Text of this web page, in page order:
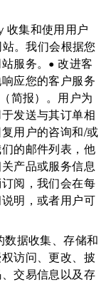
收集和使用用户
。我们会根据您
服务。• 改进客
应您的客户服务
简报）。用户为
发送与其订单相
用户的咨询和/或
的邮件列表，他
产品或服务信息
阅，我们会在每
明，或者用户可
数据收集、存储和
访问、更改、披
交易信息以及存